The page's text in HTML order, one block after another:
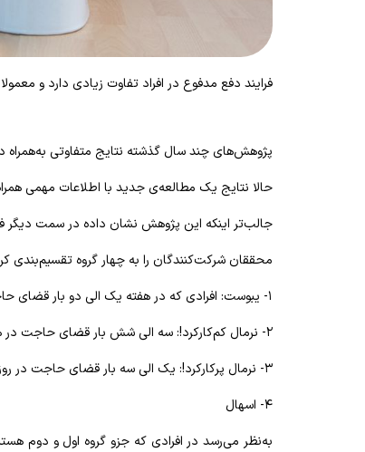
فرایند دفع مدفوع در افراد تفاوت زیادی دارد و
پژوهش‌های چند سال گذشته نتایج متفاوتی
حالا نتایج یک مطالعه‌ی جدید با اطلاعات مهمی
جالب‌تر اینکه این پژوهش نشان داده در سمت دیگر
محققان شرکت‌کنندگان را به چهار گروه تقسیم‌بندی
۱- یبوست: افرادی که در هفته یک الی دو بار قضای حاجت دارند.
۲- نرمال کم‌کارکرد!: سه الی شش بار قضای حاجت در هفته.
۳- نرمال پرکارکرد!: یک الی سه بار قضای حاجت در روز.
۴- اسهال
به‌نظر می‌رسد در افرادی که جزو گروه اول و دوم